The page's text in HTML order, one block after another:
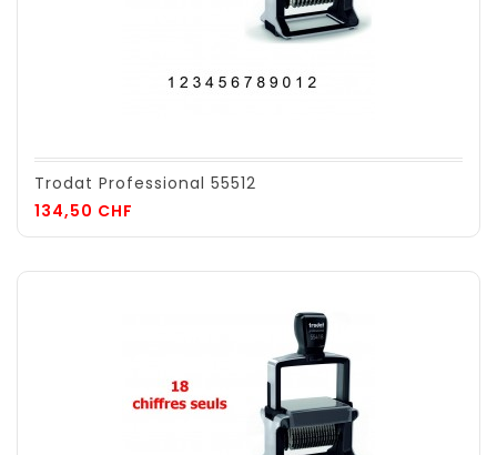
Trodat Professional 55512
134,50 CHF